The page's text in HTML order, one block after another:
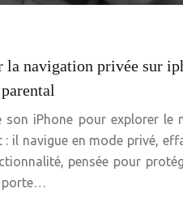
la navigation privée sur
iPhone pour explorer le
: il navigue en mode privé,
pensée pour
porte…